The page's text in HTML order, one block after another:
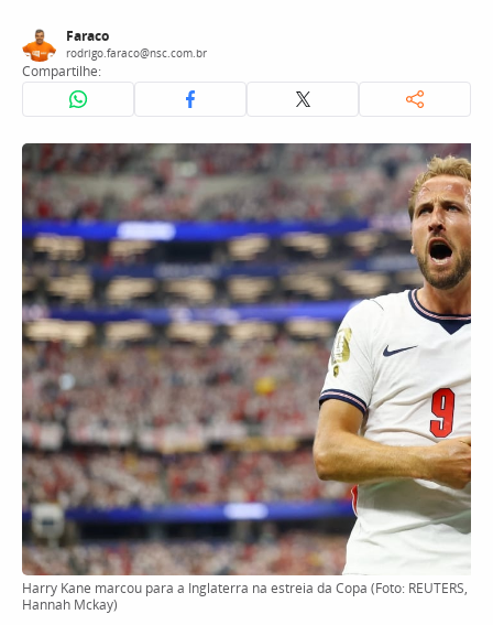
Faraco
rodrigo.faraco@nsc.com.br
Compartilhe:
Harry Kane marcou para a Inglaterra na estreia da Copa (Foto: REUTERS,
Hannah Mckay)